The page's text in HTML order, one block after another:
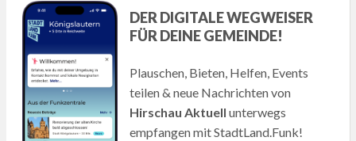
DER DIGITALE WEGWEISER
FÜR DEINE GEMEINDE!
Plauschen, Bieten, Helfen, Events
teilen & neue Nachrichten von
Hirschau Aktuell unterwegs
empfangen mit StadtLand.Funk!